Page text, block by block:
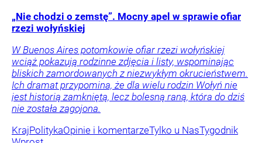
„Nie chodzi o zemstę”. Mocny apel w sprawie ofiar
rzezi wołyńskiej
W Buenos Aires potomkowie ofiar rzezi wołyńskiej
wciąż pokazują rodzinne zdjęcia i listy, wspominając
bliskich zamordowanych z niezwykłym okrucieństwem.
Ich dramat przypomina, że dla wielu rodzin Wołyń nie
jest historią zamkniętą, lecz bolesną raną, która do dziś
nie została zagojona.
KrajPolitykaOpinie i komentarzeTylko u NasTygodnik